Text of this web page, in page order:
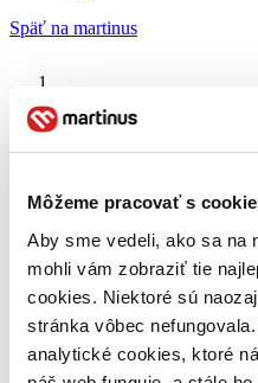
Môžeme pracovať s
Aby sme vedeli, ako sa na
mohli vám zobraziť tie
cookies. Niektoré sú
stránka vôbec
analytické cookies, ktoré
Späť na martinus
1001 chutí které musíte
O nás
Náš príbeh
Galéria Martinusu
Zodpovednosť
Sme B Corp